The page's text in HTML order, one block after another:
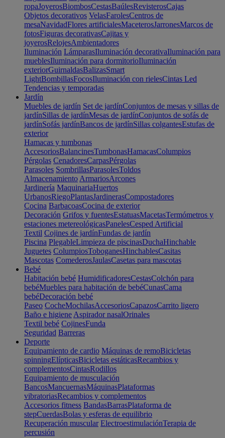
ropaJoyerosBiombosCestasBaúlesRevisterosCajas
Objetos decorativos VelasFarolesCentros de
mesaNavidadFlores artificialesMaceterosJarronesMarcos de
fotosFiguras decorativasCajitas y
joyerosRelojesAmbientadores
Iluminación LámparasIluminación decorativaIluminación para
mueblesIluminación para dormitorioIluminación
exteriorGuirnaldasBalizasSmart
LightBombillasFocosIluminación con rielesCintas Led
Tendencias y temporadas
Jardín
Muebles de jardín Set de jardínConjuntos de mesas y sillas de
jardínSillas de jardínMesas de jardínConjuntos de sofás de
jardínSofás jardínBancos de jardínSillas colgantesEstufas de
exterior
Hamacas y tumbonas
AccesoriosBalancinesTumbonasHamacasColumpios
Pérgolas CenadoresCarpasPérgolas
Parasoles SombrillasParasolesToldos
Almacenamiento ArmariosArcones
Jardinería MaquinariaHuertos
UrbanosRiegoPlantasJardinerasCompostadores
Cocina BarbacoasCocina de exterior
Decoración Grifos y fuentesEstatuasMacetasTermómetros y
estaciones metereológicasPanelesCesped Artificial
Textil Cojines de jardínFundas de jardín
Piscina PlegableLimpieza de piscinasDuchaHinchable
Juguetes ColumpiosToboganesHinchablesCasitas
Mascotas ComederosJaulasCasetas para mascotas
Bebé
Habitación bebé HumidificadoresCestasColchón para
bebéMuebles para habitación de bebéCunasCama
bebéDecoración bebé
Paseo CocheMochilasAccesoriosCapazosCarrito ligero
Baño e higiene Aspirador nasalOrinales
Textil bebé CojinesFunda
Seguridad Barreras
Deporte
Equipamiento de cardio Máquinas de remoBicicletas
spinningElípticasBicicletas estáticasRecambios y
complementosCintasRodillos
Equipamiento de musculación
BancosMancuernasMáquinasPlataformas
vibratoriasRecambios y complementos
Accesorios fitness BandasBarrasPlataforma de
stepCuerdasBolas y esferas de equilibrio
Recuperación muscular ElectroestimulaciónTerapia de
percusión